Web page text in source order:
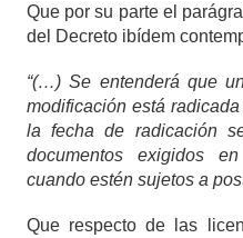
Que por su parte el
del Decreto ibídem
“(…) Se entenderá que
modificación está
la fecha de radicación
documentos exigidos
cuando estén sujetos a
Que respecto de las